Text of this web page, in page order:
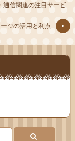
通信関連の注目サービ
ジの活用と利点